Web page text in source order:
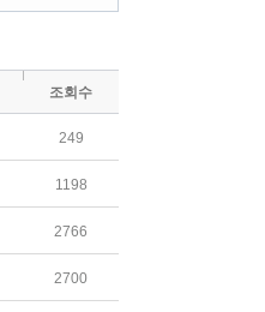
조회수
249
1198
2766
2700